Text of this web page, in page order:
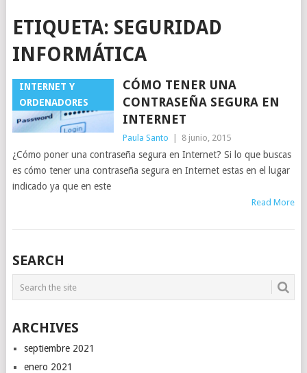
ETIQUETA: SEGURIDAD
INFORMÁTICA
INTERNET Y
ORDENADORES
CÓMO TENER UNA
CONTRASEÑA SEGURA EN
INTERNET
Paula Santo 8 junio, 2015
¿Cómo poner una contraseña segura en Internet? Si lo que buscas
es cómo tener una contraseña segura en Internet estas en el lugar
indicado ya que en este
Read More
SEARCH
ARCHIVES
septiembre 2021
enero 2021